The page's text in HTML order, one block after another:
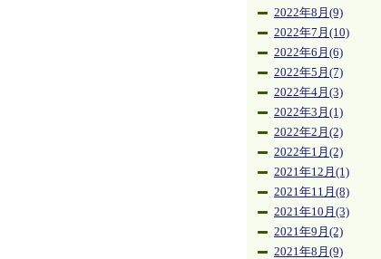
2022年8月(9)
2022年7月(10)
2022年6月(6)
2022年5月(7)
2022年4月(3)
2022年3月(1)
2022年2月(2)
2022年1月(2)
2021年12月(1)
2021年11月(8)
2021年10月(3)
2021年9月(2)
2021年8月(9)